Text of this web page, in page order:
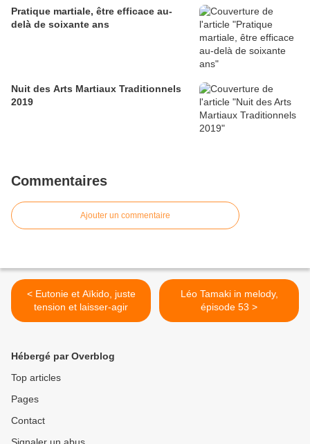
Pratique martiale, être efficace au-
delà de soixante ans
Nuit des Arts Martiaux Traditionnels
2019
Commentaires
Ajouter un commentaire
< Eutonie et Aïkido, juste
tension et laisser-agir
Léo Tamaki in melody,
épisode 53 >
Hébergé par Overblog
Top articles
Pages
Contact